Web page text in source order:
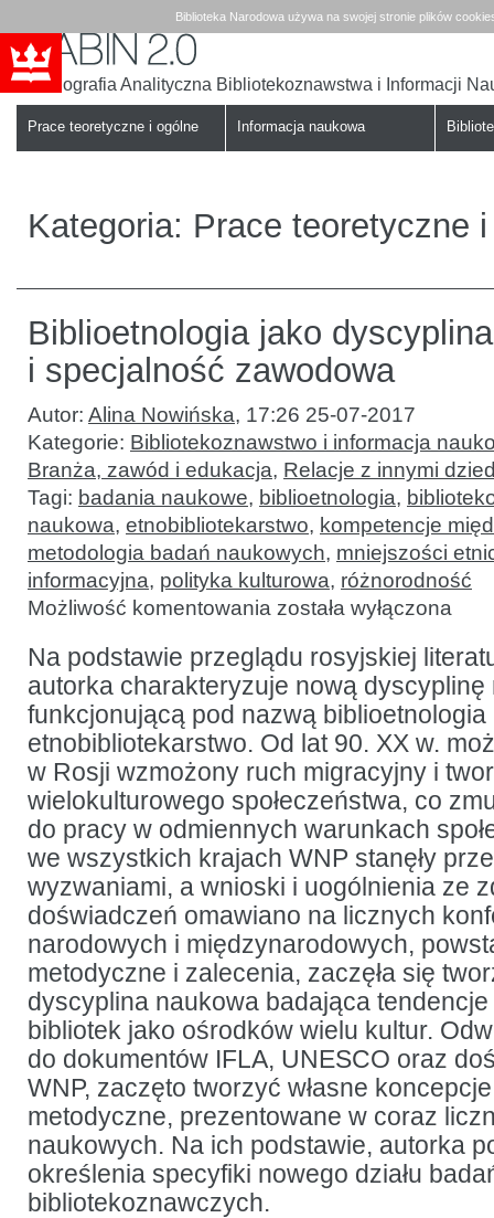
Biblioteka Narodowa używa na swojej stronie plików
Babin
Bibliografia Analityczna Bibliotekoznawstwa i Informacji
Prace teoretyczne i ogólne Informacja naukowa
Kategoria: Prace teoretyczne
Biblioetnologia jako
i specjalność zawodowa
Autor: Alina Nowińska, 17:26 25-07-2017
Kategorie: Bibliotekoznawstwo i informacja
Branża, zawód i edukacja, Relacje z innymi
Tagi: badania naukowe, biblioetnologia,
naukowa, etnobibliotekarstwo, kompetencje
metodologia badań naukowych, mniejszości
informacyjna, polityka kulturowa, różnorodność
Możliwość komentowania Biblioetnologia
jako
naukowa
i specjalność
zawodowa
została wyłączona
Na podstawie przeglądu rosyjskiej
autorka charakteryzuje nową dyscyplinę
funkcjonującą pod nazwą biblioetnologia
etnobibliotekarstwo. Od lat 90. XX w.
w Rosji wzmożony ruch migracyjny i
wielokulturowego społeczeństwa, co
do pracy w odmiennych warunkach
we wszystkich krajach WNP stanęły
wyzwaniami, a wnioski i uogólnienia ze
doświadczeń omawiano na licznych
narodowych i międzynarodowych,
metodyczne i zalecenia, zaczęła się
dyscyplina naukowa badająca
bibliotek jako ośrodków wielu kultur.
do dokumentów IFLA, UNESCO oraz
WNP, zaczęto tworzyć własne
metodyczne, prezentowane w coraz
naukowych. Na ich podstawie, autorka
określenia specyfiki nowego działu
bibliotekoznawczych.